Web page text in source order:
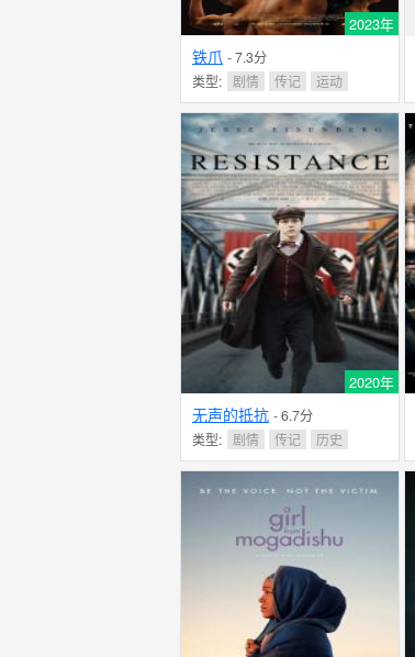
2023年
铁爪 - 7.3分
类型: 剧情 传记 运动
2020年
无声的抵抗 - 6.7分
类型: 剧情 传记 历史